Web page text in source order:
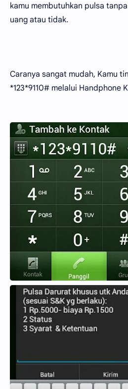
kamu membutuhkan pulsa
uang atau tidak.
Caranya sangat mudah, Kamu
*123*9110# melalui Handphone